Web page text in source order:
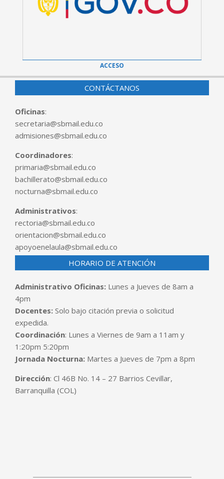
ACCESO
CONTÁCTANOS
Oficinas:
secretaria@sbmail.edu.co
admisiones@sbmail.edu.co
Coordinadores:
primaria@sbmail.edu.co
bachillerato@sbmail.edu.co
nocturna@sbmail.edu.co
Administrativos:
rectoria@sbmail.edu.co
orientacion@sbmail.edu.co
apoyoenelaula@sbmail.edu.co
HORARIO DE ATENCIÓN
Administrativo Oficinas: Lunes a Jueves de 8am a
4pm
Docentes: Solo bajo citación previa o solicitud
expedida.
Coordinación: Lunes a Viernes de 9am a 11am y
1:20pm 5:20pm
Jornada Nocturna: Martes a Jueves de 7pm a 8pm
Dirección: Cl 46B No. 14 – 27 Barrios Cevillar,
Barranquilla (COL)